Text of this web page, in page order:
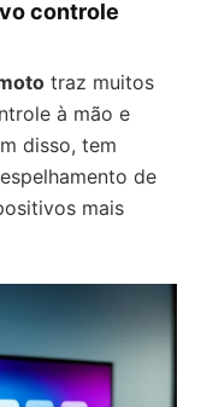
controle
traz muitos
à mão e
disso, tem
de
mais